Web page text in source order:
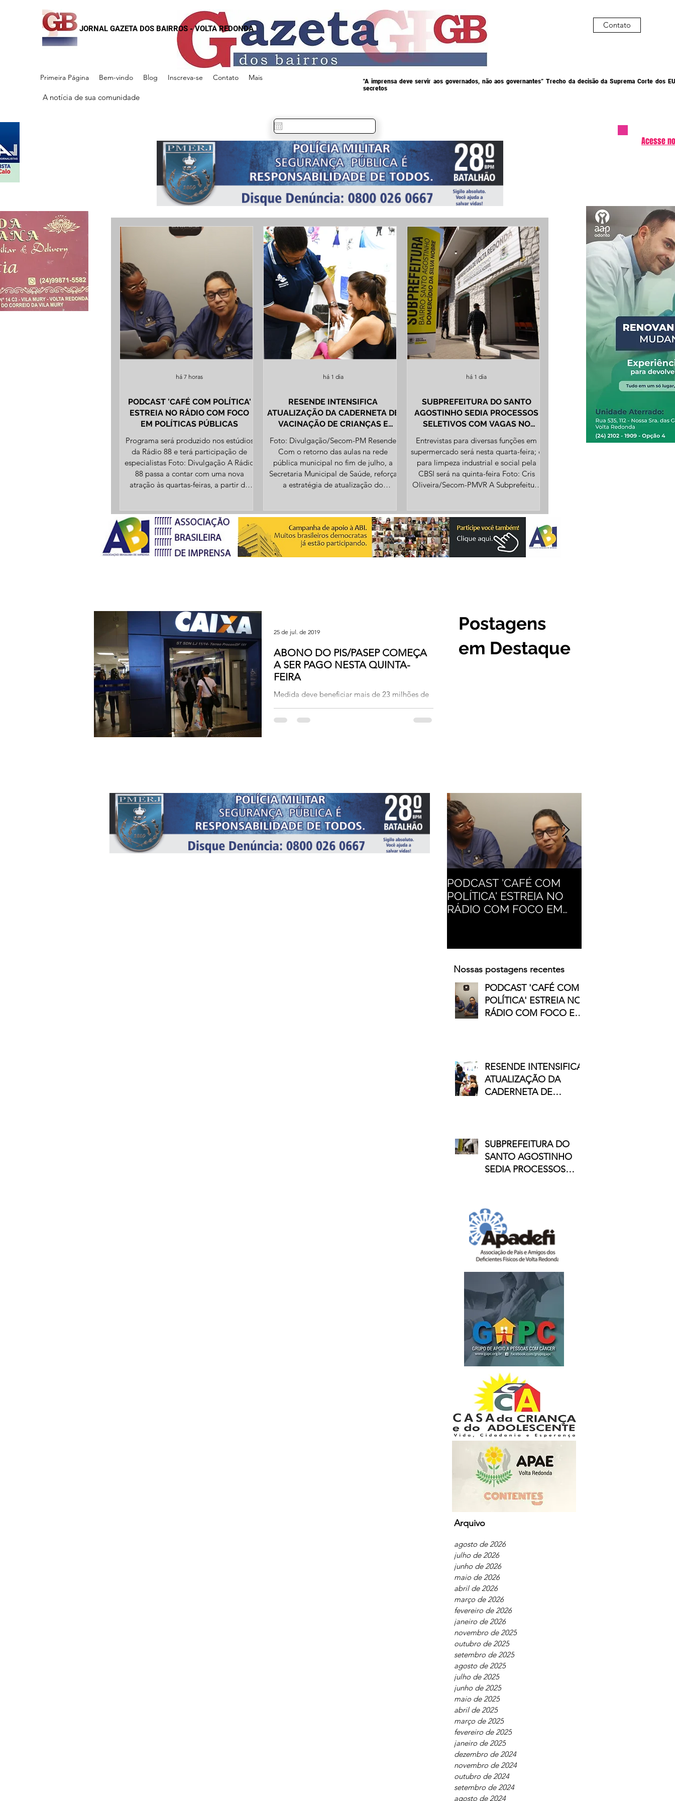
JORNAL GAZETA DOS BAIRROS - VOLTA REDONDA
Primeira Página Bem-vindo Blog Inscreva-se Contato Mais
A notícia de sua comunidade
"A imprensa deve servir aos governados, não aos governantes” Trecho da decisão da Suprema Corte dos
secretos
Contato
Acesse
PODCAST 'CAFÉ COM POLÍTICA'
ESTREIA NO RÁDIO COM FOCO
EM POLÍTICAS PÚBLICAS
Programa será produzido nos estúdios
da Rádio 88 e terá participação de
especialistas Foto: Divulgação A Rádio
88 passa a contar com uma nova
atração às quartas-feiras, a partir de
podcast “Café com Política”,
apresentado por Antônia Cristina
Fortes de Souza e Osilene de Andrade
Reis, pretende levar aos ouvintes
há 7 horas
RESENDE INTENSIFICA
ATUALIZAÇÃO DA CADERNETA DE
VACINAÇÃO DE CRIANÇAS E
Foto: Divulgação/Secom-PM Resende
Com o retorno das aulas na rede
pública municipal no fim de julho, a
Secretaria Municipal de Saúde, reforça
a estratégia de atualização do
anos. A ação tem como objetivo
identificar e regularizar esquemas
vacinais incompletos ou em atraso,
garantindo que o público infantil e
há 1 dia
SUBPREFEITURA DO SANTO
AGOSTINHO SEDIA PROCESSOS
SELETIVOS COM VAGAS NO
Entrevistas para diversas funções em
supermercado será nesta quarta-feira; e
para limpeza industrial e social pela
CBSI será na quinta-feira Foto: Cris
Oliveira/Secom-PMVR A Subprefeitura
para vagas de emprego no comércio e
na indústria. A Rede Supermarket de
supermercados, em parceria com o
Sine (Sistema Nacional de Emprego),
há 1 dia
ABONO DO PIS/PASEP COMEÇA
A SER PAGO NESTA QUINTA-
FEIRA
Medida deve beneficiar mais de 23 milhões de
Brasil Começou nesta quinta-feira (25/07) o...
25 de jul. de 2019
Postagens
em Destaque
PODCAST 'CAFÉ COM
POLÍTICA' ESTREIA NO
RÁDIO COM FOCO EM
Nossas postagens recentes
PODCAST 'CAFÉ COM
POLÍTICA' ESTREIA NO
RÁDIO COM FOCO EM
RESENDE INTENSIFICA
ATUALIZAÇÃO DA
CADERNETA DE
SUBPREFEITURA DO
SANTO AGOSTINHO
SEDIA PROCESSOS
E NA INDÚSTRIA
Arquivo
agosto de 2026
julho de 2026
junho de 2026
maio de 2026
abril de 2026
março de 2026
fevereiro de 2026
janeiro de 2026
novembro de 2025
outubro de 2025
setembro de 2025
agosto de 2025
julho de 2025
junho de 2025
maio de 2025
abril de 2025
março de 2025
fevereiro de 2025
janeiro de 2025
dezembro de 2024
novembro de 2024
outubro de 2024
setembro de 2024
agosto de 2024